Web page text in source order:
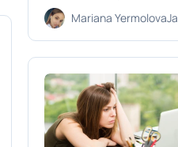
Mariana Yermolova